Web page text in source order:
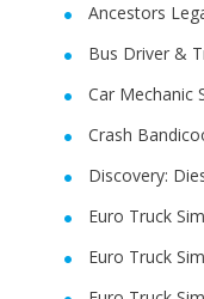
Ancestors
Bus Driver &
Car Mechanic
Crash
Discovery:
Euro Truck
Euro Truck